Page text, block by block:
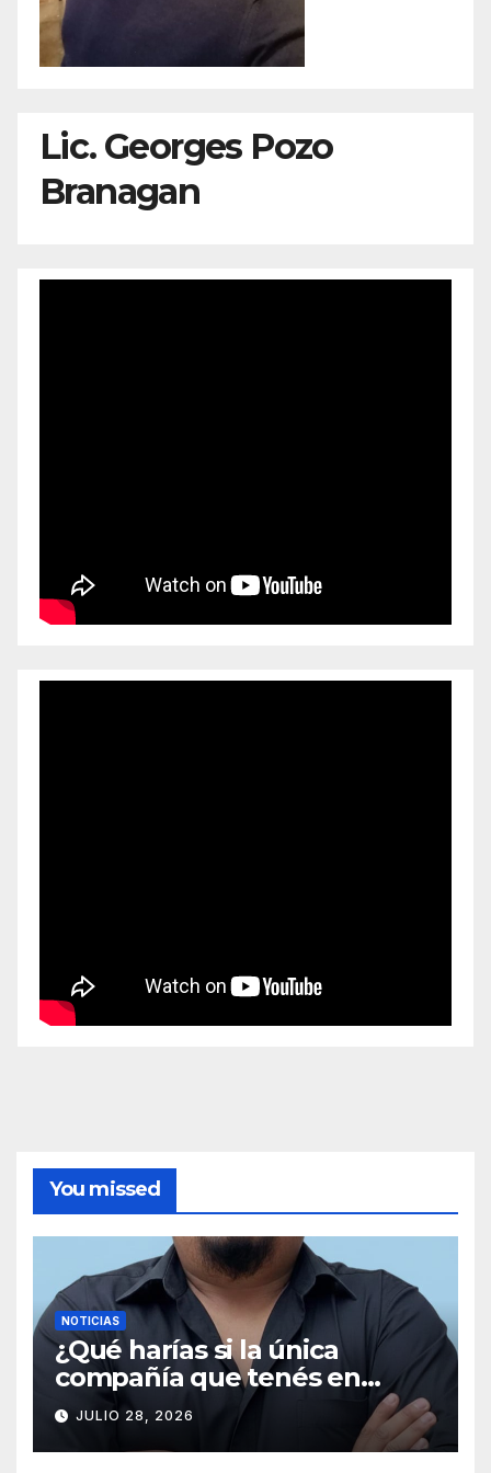
Lic. Georges Pozo
Branagan
You missed
NOTICIAS
¿Qué harías si la única
compañía que tenés en
medio de la nada misma es
una señal de radio que
empieza a distorsionarse a
JULIO 28, 2026